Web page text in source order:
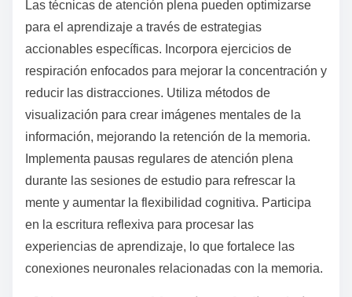
Las técnicas de atención plena pueden optimizarse
para el aprendizaje a través de estrategias
accionables específicas. Incorpora ejercicios de
respiración enfocados para mejorar la concentración y
reducir las distracciones. Utiliza métodos de
visualización para crear imágenes mentales de la
información, mejorando la retención de la memoria.
Implementa pausas regulares de atención plena
durante las sesiones de estudio para refrescar la
mente y aumentar la flexibilidad cognitiva. Participa
en la escritura reflexiva para procesar las
experiencias de aprendizaje, lo que fortalece las
conexiones neuronales relacionadas con la memoria.